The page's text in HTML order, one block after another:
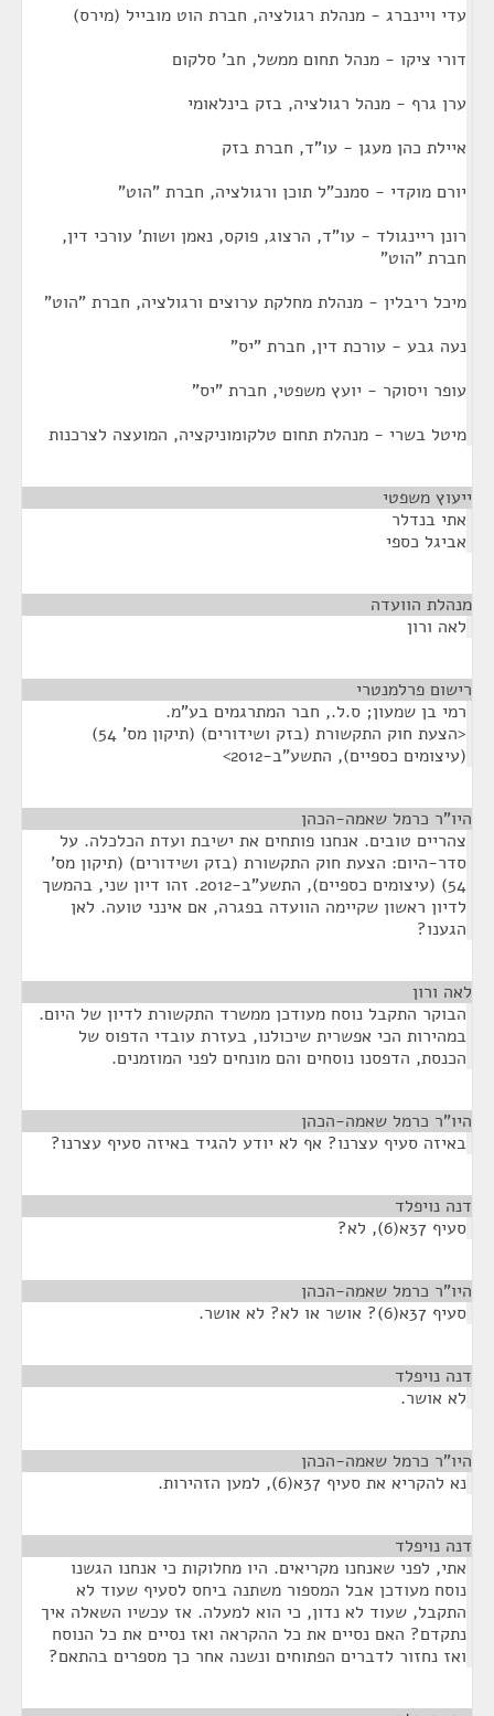
עדי ויינברג - מנהלת רגולציה, חברת הוט מובייל (מירס)
דורי ציקו - מנהל תחום ממשל, חב' סלקום
ערן גרף - מנהל רגולציה, בזק בינלאומי
איילת כהן מעגן - עו"ד, חברת בזק
יורם מוקדי - סמנכ"ל תוכן ורגולציה, חברת "הוט"
רונן ריינגולד - עו"ד, הרצוג, פוקס, נאמן ושות' עורכי דין,
חברת "הוט"
מיכל ריבלין - מנהלת מחלקת ערוצים ורגולציה, חברת "הוט"
נעה גבע - עורכת דין, חברת "יס"
עופר ויסוקר - יועץ משפטי, חברת "יס"
מיטל בשרי - מנהלת תחום טלקומוניקציה, המועצה לצרכנות
ייעוץ משפטי
אתי בנדלר
אביגל כספי
מנהלת הוועדה
לאה ורון
רישום פרלמנטרי
רמי בן שמעון; ס.ל., חבר המתרגמים בע"מ.
<הצעת חוק התקשורת (בזק ושידורים) (תיקון מס' 54)
(עיצומים כספיים), התשע"ב-2012>
היו"ר כרמל שאמה-הכהן
צהריים טובים. אנחנו פותחים את ישיבת ועדת הכלכלה. על
סדר-היום: הצעת חוק התקשורת (בזק ושידורים) (תיקון מס'
54) (עיצומים כספיים), התשע"ב-2012. זהו דיון שני, בהמשך
לדיון ראשון שקיימה הוועדה בפגרה, אם אינני טועה. לאן
הגענו?
לאה ורון
הבוקר התקבל נוסח מעודכן ממשרד התקשורת לדיון של היום.
במהירות הכי אפשרית שיכולנו, בעזרת עובדי הדפוס של
הכנסת, הדפסנו נוסחים והם מונחים לפני המוזמנים.
היו"ר כרמל שאמה-הכהן
באיזה סעיף עצרנו? אף לא יודע להגיד באיזה סעיף עצרנו?
דנה נויפלד
סעיף 37א(6), לא?
היו"ר כרמל שאמה-הכהן
סעיף 37א(6)? אושר או לא? לא אושר.
דנה נויפלד
לא אושר.
היו"ר כרמל שאמה-הכהן
נא להקריא את סעיף 37א(6), למען הזהירות.
דנה נויפלד
אתי, לפני שאנחנו מקריאים. היו מחלוקות כי אנחנו הגשנו
נוסח מעודכן אבל המספור משתנה ביחס לסעיף שעוד לא
התקבל, שעוד לא נדון, כי הוא למעלה. אז עכשיו השאלה איך
נתקדם? האם נסיים את כל ההקראה ואז נסיים את כל הנוסח
ואז נחזור לדברים הפתוחים ונשנה אחר כך מספרים בהתאם?